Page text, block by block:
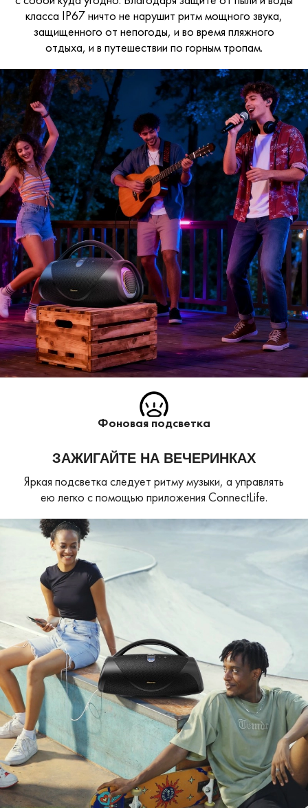
класса IP67 ничто не нарушит ритм мощного звука,
защищенного от непогоды, и во время пляжного
отдыха, и в путешествии по горным тропам.
Фоновая подсветка
ЗАЖИГАЙТЕ НА ВЕЧЕРИНКАХ
Яркая подсветка следует ритму музыки, а управлять
ею легко с помощью приложения ConnectLife.